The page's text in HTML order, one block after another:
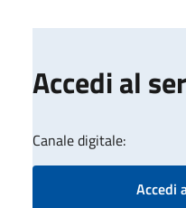
Accedi al
Canale digitale:
Accedi